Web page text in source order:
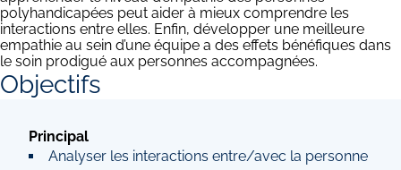
polyhandicapées peut aider à mieux comprendre les
interactions entre elles. Enfin, développer une meilleure
empathie au sein d’une équipe a des effets bénéfiques dans
le soin prodigué aux personnes accompagnées.
Objectifs
Principal
Analyser les interactions entre/avec la personne